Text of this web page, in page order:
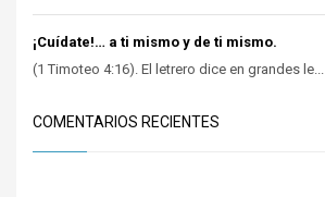
¡Cuídate!… a ti mismo y de ti mismo.
(1 Timoteo 4:16). El letrero dice en grandes le...
COMENTARIOS RECIENTES